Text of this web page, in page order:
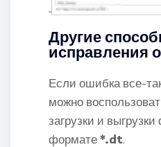
Другие
исправления
Если ошибка все-
можно
загрузки и
формате*.dt.